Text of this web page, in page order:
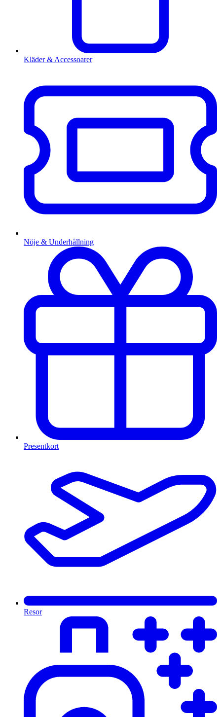
Kläder & Accessoarer
Nöje & Underhållning
Presentkort
Resor